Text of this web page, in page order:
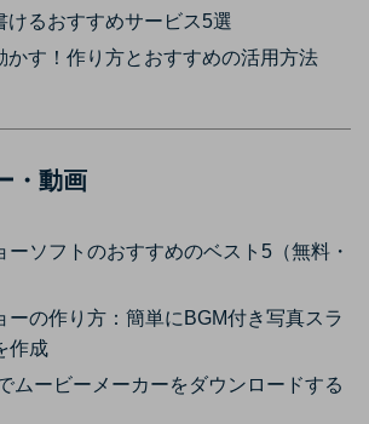
けるおすすめサービス5選
かす！作り方とおすすめの活用方法
・動画
ーソフトのおすすめのベスト5（無料・
ーの作り方：簡単にBGM付き写真スラ
作成
ムービーメーカーをダウンロードする